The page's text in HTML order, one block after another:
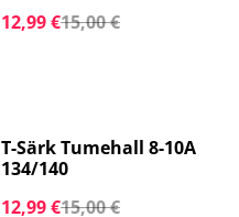
12,99 €15,00 €
%
T-Särk Tumehall 8-10A
134/140
12,99 €15,00 €